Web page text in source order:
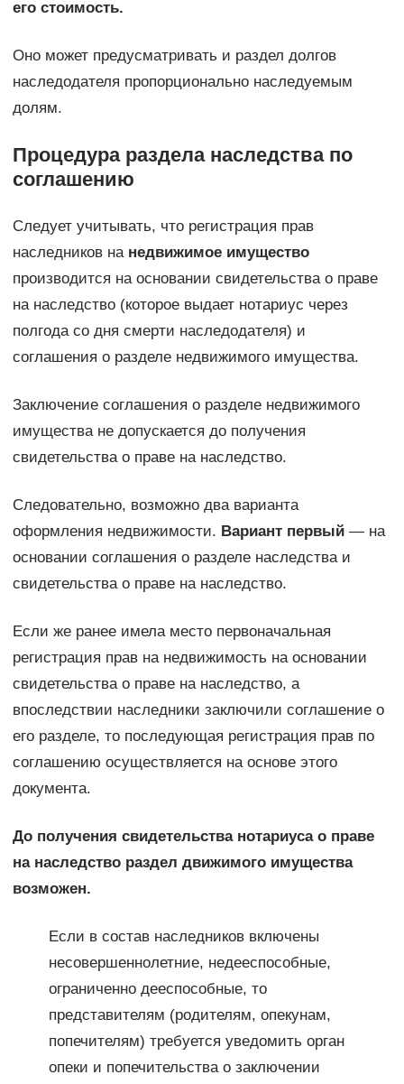
его стоимость.
Оно может предусматривать и раздел долгов
наследодателя пропорционально наследуемым
долям.
Процедура раздела наследства по
соглашению
Следует учитывать, что регистрация прав
наследников на недвижимое имущество
производится на основании свидетельства о праве
на наследство (которое выдает нотариус через
полгода со дня смерти наследодателя) и
соглашения о разделе недвижимого имущества.
Заключение соглашения о разделе недвижимого
имущества не допускается до получения
свидетельства о праве на наследство.
Следовательно, возможно два варианта
оформления недвижимости. Вариант первый— на
основании соглашения о разделе наследства и
свидетельства о праве на наследство.
Если же ранее имела место первоначальная
регистрация прав на недвижимость на основании
свидетельства о праве на наследство, а
впоследствии наследники заключили соглашение о
его разделе, то последующая регистрация прав по
соглашению осуществляется на основе этого
документа.
До получения свидетельства нотариуса о праве
на наследство раздел движимого имущества
возможен.
Если в состав наследников включены
несовершеннолетние, недееспособные,
ограниченно дееспособные, то
представителям (родителям, опекунам,
попечителям) требуется уведомить орган
опеки и попечительства о заключении